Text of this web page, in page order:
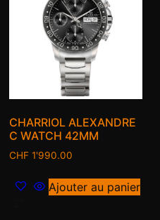
CHARRIOL ALEXANDRE
C WATCH 42MM
CHF 1'990.00
Ajouter au panier